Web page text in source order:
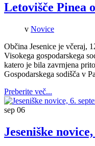
Letovišče Pinea
v Novice
Občina Jesenice je včeraj,
Visokega gospodarskega
katero je bila zavrnjena
Gospodarskega sodišča v
Preberite več...
sep 06
Jeseniške